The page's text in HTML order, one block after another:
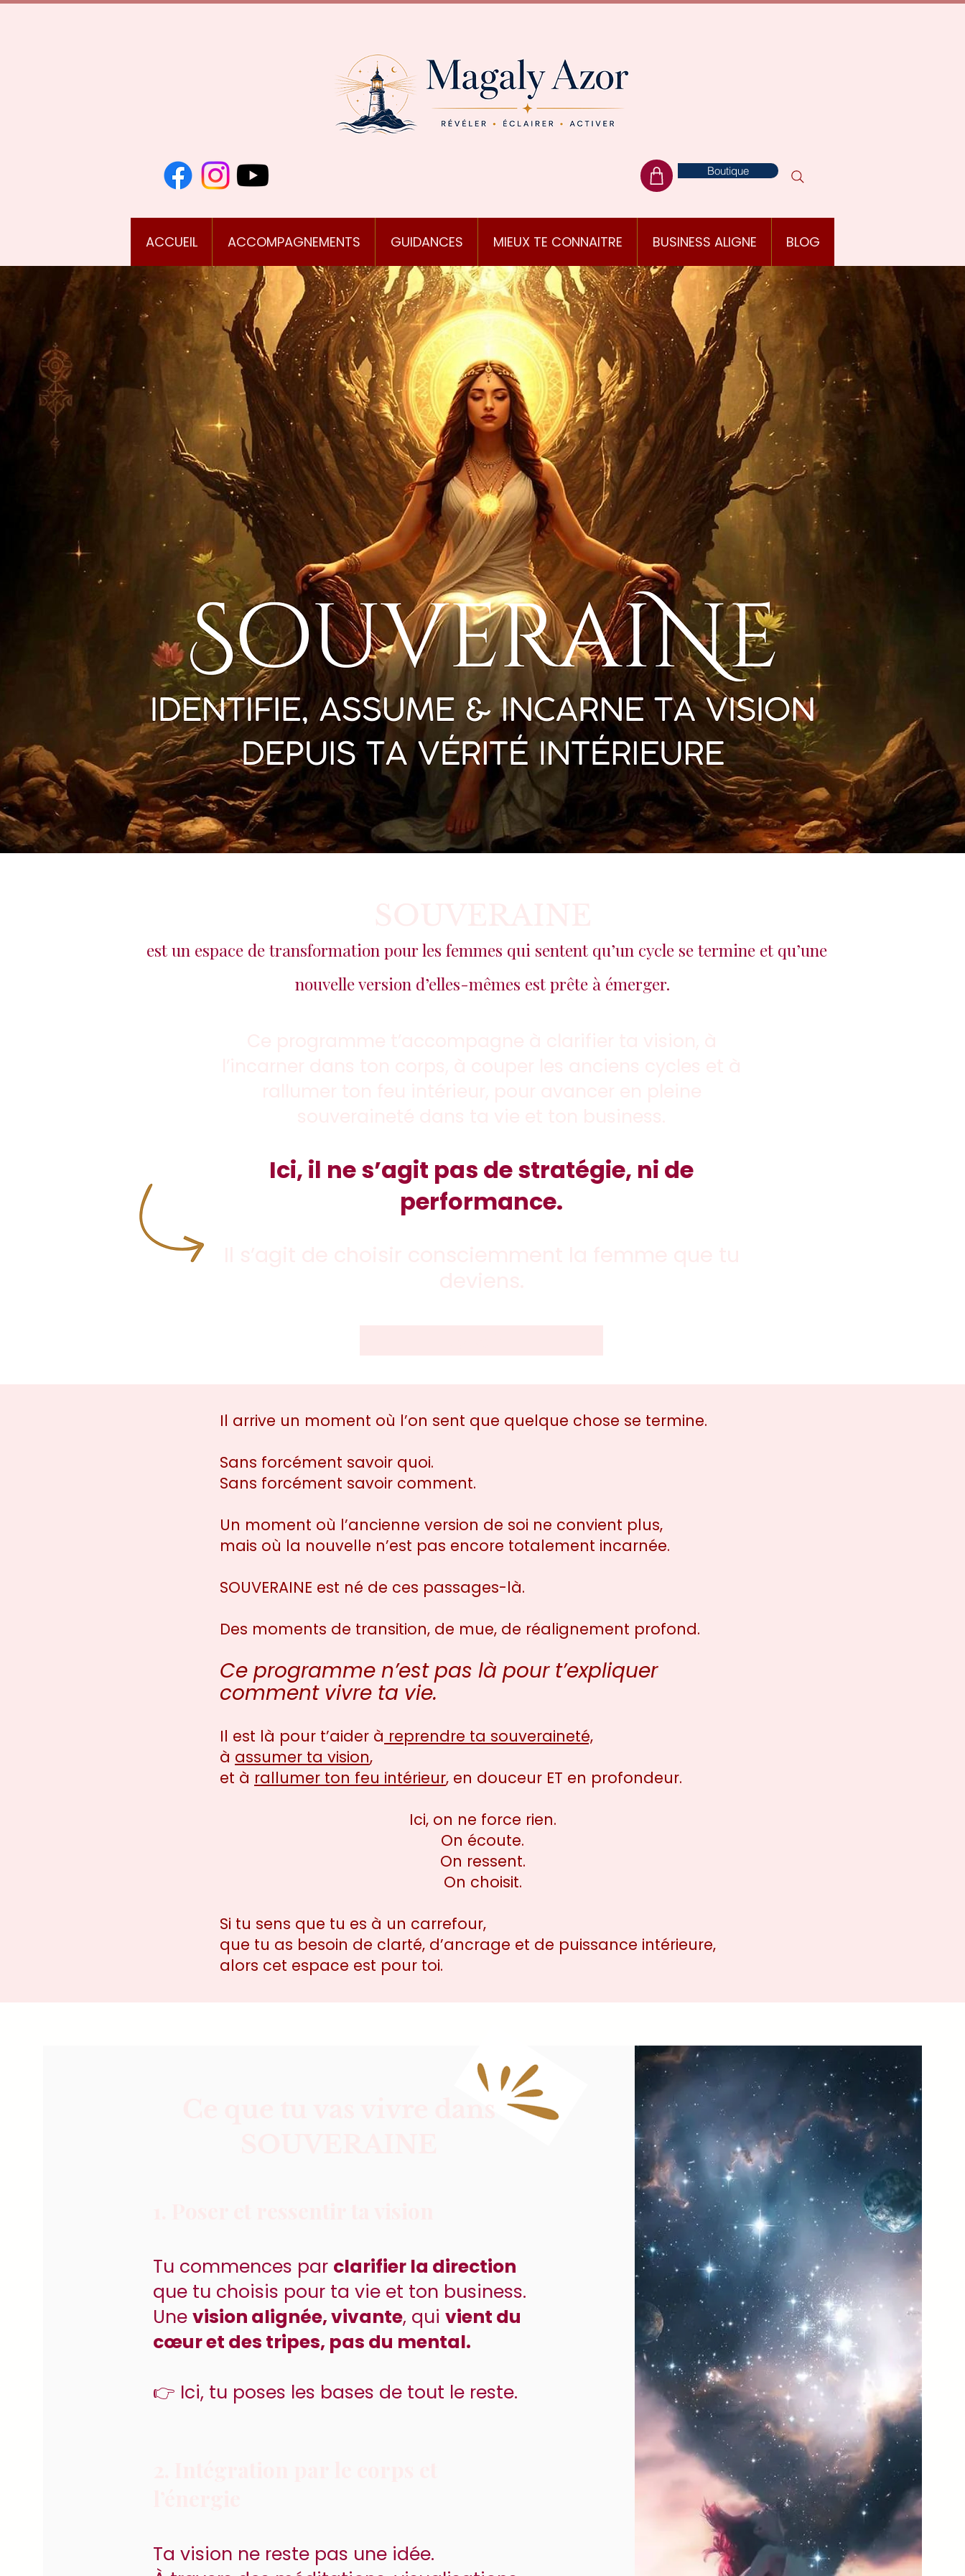
Boutique
ACCUEIL ACCOMPAGNEMENTS GUIDANCES MIEUX TE CONNAITRE BUSINESS ALIGNE BLOG
est un espace de transformation pour les femmes qui sentent qu’un cycle se termine et qu’une
nouvelle version d’elles-mêmes est prête à émerger.
Ici, il ne s’agit pas de stratégie, ni de
performance.
Il arrive un moment où l’on sent que quelque chose se termine.
Sans forcément savoir quoi.
Sans forcément savoir comment.
Un moment où l’ancienne version de soi ne convient plus,
mais où la nouvelle n’est pas encore totalement incarnée.
SOUVERAINE est né de ces passages-là.
Des moments de transition, de mue, de réalignement profond.
Ce programme n’est pas là pour t’expliquer
comment vivre ta vie.
Il est là pour t’aider à reprendre ta souveraineté,
à assumer ta vision,
et à rallumer ton feu intérieur, en douceur ET en profondeur.
Ici, on ne force rien.
On écoute.
On ressent.
On choisit.
Si tu sens que tu es à un carrefour,
que tu as besoin de clarté, d’ancrage et de puissance intérieure,
alors cet espace est pour toi.
Tu commences par clarifier la direction
que tu choisis pour ta vie et ton business.
Une vision alignée, vivante, qui vient du
cœur et des tripes, pas du mental.
👉 Ici, tu poses les bases de tout le reste.
Ta vision ne reste pas une idée.